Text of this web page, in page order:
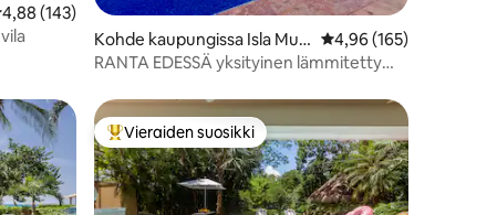
arvio 4,88/5, 143 arvostelua
4,88 (143)
Kohde kaupungissa Isla Muje
res
Keskimääräinen arvio
4,96 (165)
RANTA EDESSÄ yksityinen lämmitetty
Vieraiden suosikkien parhaimmistoa
Vieraiden suosikki